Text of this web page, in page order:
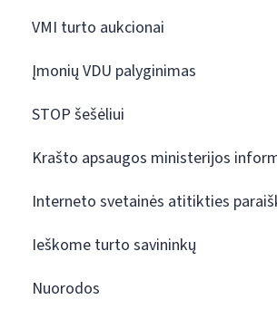
VMI turto aukcionai
Įmonių VDU palyginimas
STOP šešėliui
Krašto apsaugos ministerijos
Interneto svetainės atitikties
Ieškome turto savininkų
Nuorodos